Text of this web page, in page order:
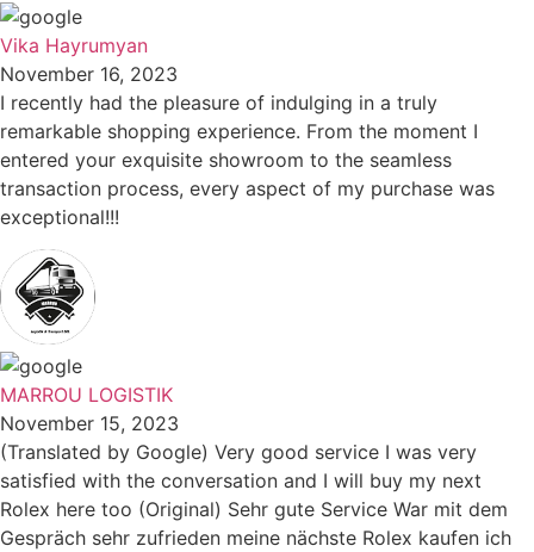
Vika Hayrumyan
November 16, 2023
I recently had the pleasure of indulging in a truly
remarkable shopping experience. From the moment I
entered your exquisite showroom to the seamless
transaction process, every aspect of my purchase was
exceptional!!!
MARROU LOGISTIK
November 15, 2023
(Translated by Google) Very good service I was very
satisfied with the conversation and I will buy my next
Rolex here too (Original) Sehr gute Service War mit dem
Gespräch sehr zufrieden meine nächste Rolex kaufen ich